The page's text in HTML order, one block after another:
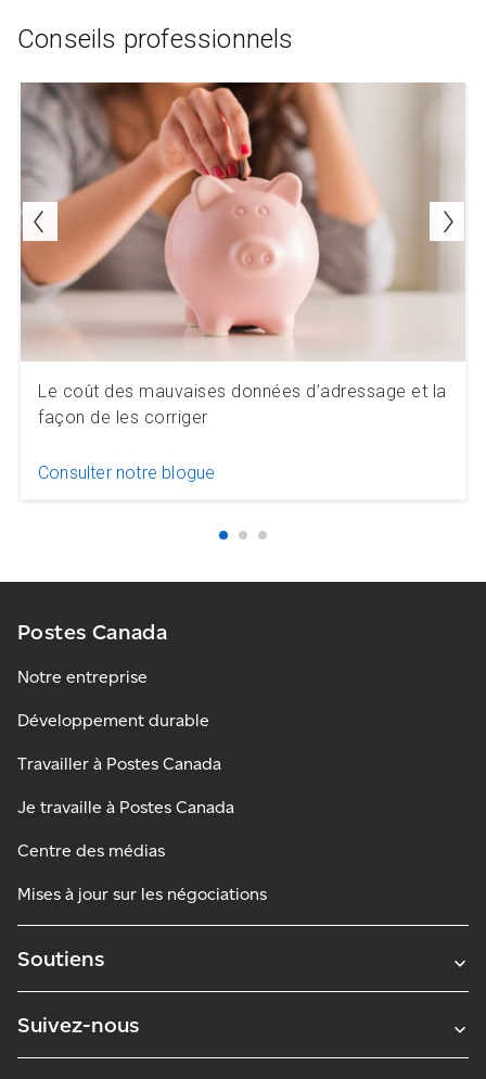
Conseils professionnels
Le coût des mauvaises données d’adressage et la
façon de les corriger
Consulter notre blogue
Postes Canada
Notre entreprise
Développement durable
Travailler à Postes Canada
Je travaille à Postes Canada
Centre des médias
Mises à jour sur les négociations
Soutiens
Suivez-nous